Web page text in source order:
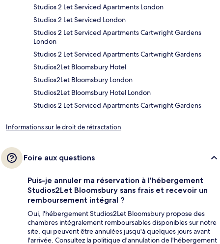
Studios 2 Let Serviced Apartments London
Studios 2 Let Serviced London
Studios 2 Let Serviced Apartments Cartwright Gardens
London
Studios 2 Let Serviced Apartments Cartwright Gardens
Studios2Let Bloomsbury Hotel
Studios2Let Bloomsbury London
Studios2Let Bloomsbury Hotel London
Studios 2 Let Serviced Apartments Cartwright Gardens
Informations sur le droit de rétractation
Foire aux questions
Puis-je annuler ma réservation à l'hébergement
Studios2Let Bloomsbury sans frais et recevoir un
remboursement intégral ?
Oui, l'hébergement Studios2Let Bloomsbury propose des
chambres intégralement remboursables disponibles sur notre
site, qui peuvent être annulées jusqu'à quelques jours avant
l'arrivée. Consultez la politique d'annulation de l'hébergement